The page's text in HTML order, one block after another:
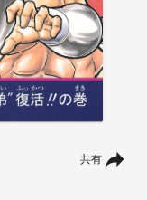
共有